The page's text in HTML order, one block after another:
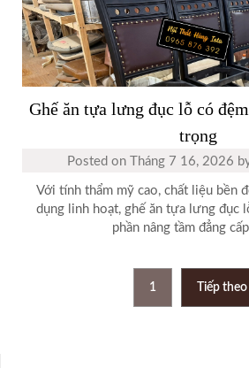
Ghế ăn tựa lưng đục lỗ có
trọng
Posted on Tháng 7 16, 2026
Với tính thẩm mỹ cao, chất liệu bền
dụng linh hoạt, ghế ăn tựa lưng đục
phần nâng tầm đẳng
1 Tiếp theo